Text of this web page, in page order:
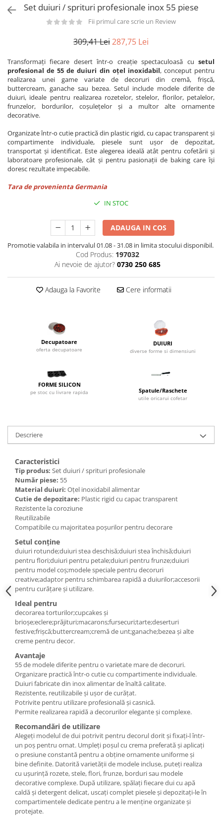
Perii cuptor
Alte accesorii pizza
Aparatura Bar
Storcatoare/ Dozatoare suc Fructe
Sifon Frisca
Blender
Mese Inox Cafea
Aparatura Cafea
Aparatura Inghetata
Decupatoare
Figurine
Dispozitive Cofetarie,
Patiserie,Pizza
Aparate copt tarte
Aparate si Matrite/Chitare
Caramelizator
Pulverizatoare
Utilaje pentru Intins Aluat/fondant
Forme Briose
Forme Metal
Forme Silicon
Accesorii Posuri
Duiuri, Sprituri Decorare
Seturi Decorare
Ustensile, Accesorii Cofetarie,
Patiserie
Site, Gratare,Blaturi taiere
Termometru
Cani, Flacoane, Boluri, Vase
Cutite, Raschete
Diverse Ustensile de Lucru
Merdenele, Role, Decupatoare
Spatule, Teluri, Pensule
Lopeti Scos Paine
Stante, Cutere
Cutter/razatoare mozarella
Blender termic/Toaster
Formator hamburger
Aparate de
vidat/Ambalaje/Role/Pungi
Bain marie, Incalzitoare diverse
Set duiuri / sprituri profesionale inox 55 piese
Fii primul care scrie un Review
309,41 Lei287,75 Lei
Transformați fiecare desert într-o creație spectaculoasă cu setul
profesional de 55 de duiuri din oțel inoxidabil, conceput pentru
realizarea unei game variate de decoruri din cremă, frișcă,
buttercream, ganache sau bezea. Setul include modele diferite de
duiuri, ideale pentru realizarea rozetelor, stelelor, florilor, petalelor,
frunzelor, bordurilor, coșulețelor și a multor alte ornamente
decorative.
Organizate într-o cutie practică din plastic rigid, cu capac transparent și
compartimente individuale, piesele sunt ușor de depozitat,
transportat și identificat. Este alegerea ideală atât pentru cofetării și
laboratoare profesionale, cât și pentru pasionații de baking care își
doresc rezultate impecabile.
Tara de provenienta Germania
IN STOC
ADAUGA IN COS
Promotie valabila in intervalul 01.08 - 31.08 in limita stocului disponibil.
Cod Produs: 197032
Ai nevoie de ajutor? 0730 250 685
Adauga la Favorite Cere informatii
Decupatoare
oferta decupatoare
DUIURI
diverse forme si dimensiuni
FORME SILICON
pe stoc cu livrare rapida Spatule/Raschete
utile oricarui cofetar
Descriere
Caracteristici
Tip produs: Set duiuri / sprituri profesionale
Număr piese: 55
Material duiuri: Oțel inoxidabil alimentar
Cutie de depozitare: Plastic rigid cu capac transparent
Rezistente la coroziune
Reutilizabile
Compatibile cu majoritatea poșurilor pentru decorare
Setul conține
duiuri rotunde;duiuri stea deschisă;duiuri stea închisă;duiuri
pentru flori;duiuri pentru petale;duiuri pentru frunze;duiuri
pentru model coș;modele speciale pentru decoruri
creative;adaptor pentru schimbarea rapidă a duiurilor;accesorii
pentru curățare și utilizare.
Ideal pentru
decorarea torturilor;cupcakes și
brioșe;eclere;prăjituri;macarons;fursecuri;tarte;deserturi
festive;frișcă;buttercream;cremă de unt;ganache;bezea și alte
creme pentru decor.
Avantaje
55 de modele diferite pentru o varietate mare de decoruri.
Organizare practică într-o cutie cu compartimente individuale.
Duiuri fabricate din inox alimentar de înaltă calitate.
Rezistente, reutilizabile și ușor de curățat.
Potrivite pentru utilizare profesională și casnică.
Permite realizarea rapidă a decorurilor elegante și complexe.
Recomandări de utilizare
Alegeți modelul de dui potrivit pentru decorul dorit și fixați-l într-
un poș pentru ornat. Umpleți poșul cu crema preferată și aplicați
o presiune constantă pentru a obține ornamente uniforme și
bine definite. Datorită varietății de modele incluse, puteți realiza
cu ușurință rozete, stele, flori, frunze, borduri sau modele
decorative complexe. După utilizare, spălați fiecare dui cu apă
caldă și detergent delicat, uscați complet piesele și depozitați-le în
compartimentele dedicate pentru a le menține organizate și
protejate.